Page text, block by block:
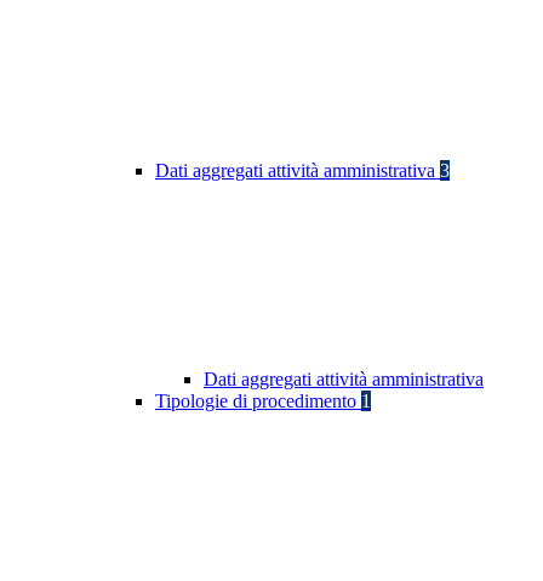
Dati aggregati attività amministrativa 3
Dati aggregati attività amministrativa
Tipologie di procedimento 1